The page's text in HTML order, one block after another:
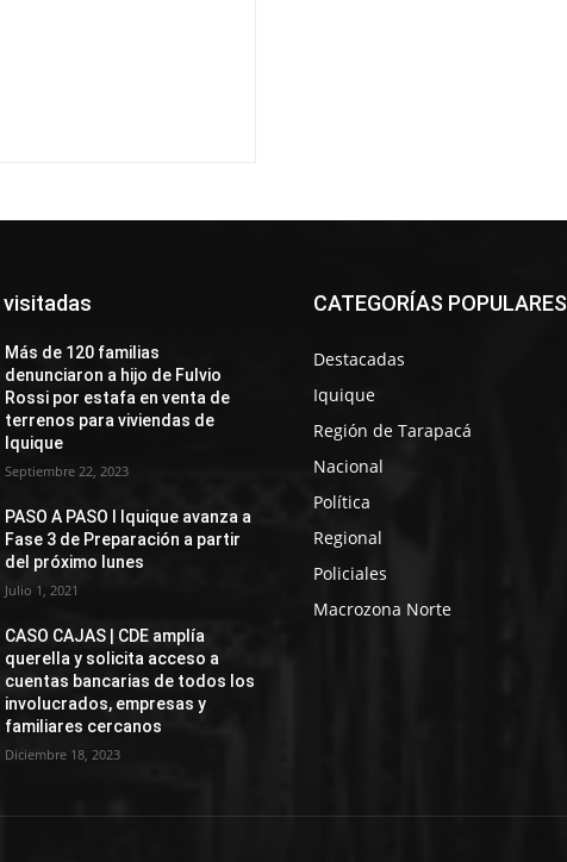
Más de 120 familias
denunciaron a hijo de Fulvio
Rossi por estafa en venta de
terrenos para viviendas de
Iquique
Septiembre 22, 2023
PASO A PASO I Iquique avanza a
Fase 3 de Preparación a partir
del próximo lunes
Julio 1, 2021
CASO CAJAS | CDE amplía
querella y solicita acceso a
cuentas bancarias de todos los
involucrados, empresas y
familiares cercanos
Diciembre 18, 2023
CATEGORÍAS POPULARES
Destacadas
Iquique
Región de Tarapacá
Nacional
Política
Regional
Policiales
Macrozona Norte